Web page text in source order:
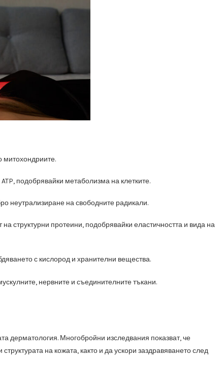
митохондриите.
подобрявайки метаболизма на клетките.
неутрализиране на свободните радикали.
структурни протеини, подобрявайки еластичността и вида на
с кислород и хранителни вещества.
нервните и съединителните тъкани.
дерматология. Многобройни изследвания показват, че
на кожата, както и да ускори заздравяването след